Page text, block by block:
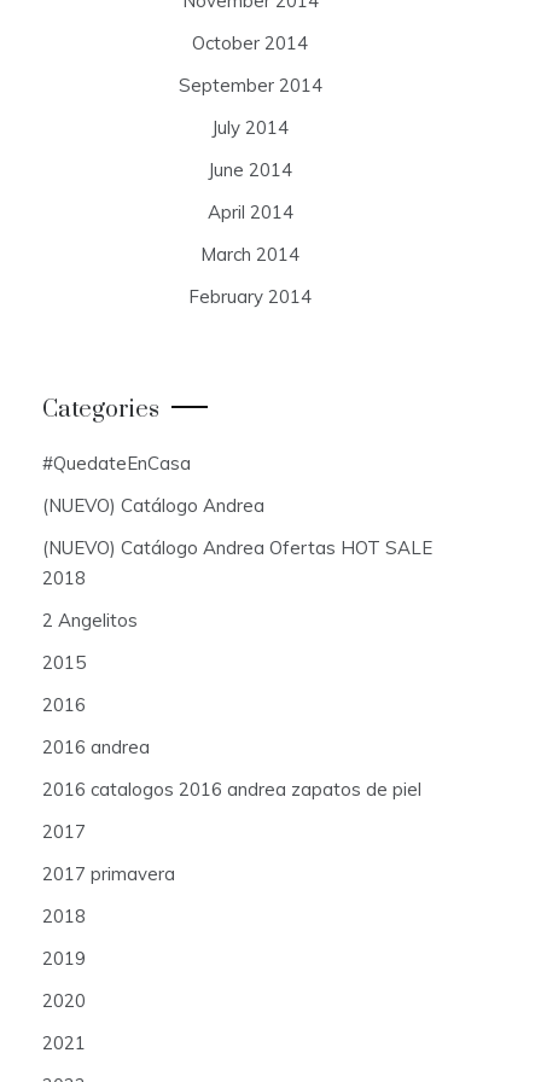
October 2014
September 2014
July 2014
June 2014
April 2014
March 2014
February 2014
Categories
#QuedateEnCasa
(NUEVO) Catálogo Andrea
(NUEVO) Catálogo Andrea Ofertas HOT SALE
2018
2 Angelitos
2015
2016
2016 andrea
2016 catalogos 2016 andrea zapatos de piel
2017
2017 primavera
2018
2019
2020
2021